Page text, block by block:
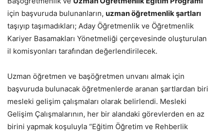
için başvuruda bulunanların, uzman öğretmenlik şartları
taşıyıp taşımadıkları; Aday Öğretmenlik ve Öğretmenlik
Kariyer Basamakları Yönetmeliği çerçevesinde oluşturulan
il komisyonları tarafından değerlendirilecek.
Uzman öğretmen ve başöğretmen unvanı almak için
başvuruda bulunacak öğretmenlerde aranan şartlardan biri
mesleki gelişim çalışmaları olarak belirlendi. Mesleki
Gelişim Çalışmalarının, her bir alandaki görevlerden en az
birini yapmak koşuluyla “Eğitim Öğretim ve Rehberlik